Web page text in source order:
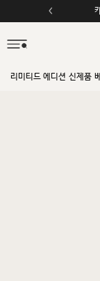
리미티드 에디션 신제품